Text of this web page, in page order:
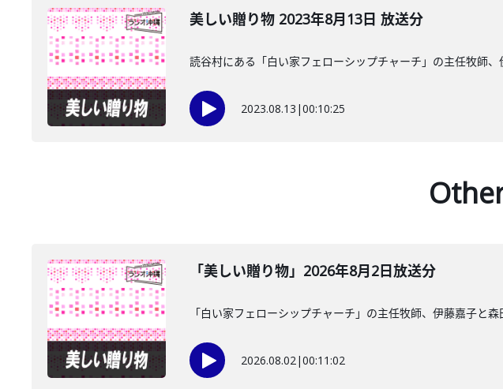
美しい贈り物 2023年8月13日 放送分
読谷村にある「白い家フェローシップチャーチ」の主任牧師
2023.08.13 |00:10:25
「美しい贈り物」2026年8月2日放送分
「白い家フェローシップチャーチ」の主任牧師、伊藤嘉子と
2026.08.02|00:11:02